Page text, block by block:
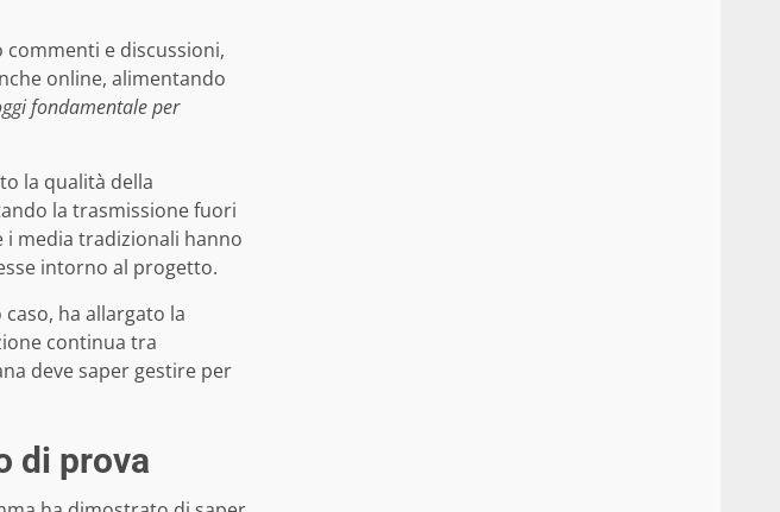
commenti e discussioni,
online, alimentando
fondamentale per
la qualità della
la trasmissione fuori
i media tradizionali hanno
intorno al progetto.
ha allargato la
continua tra
deve saper gestire per
di prova